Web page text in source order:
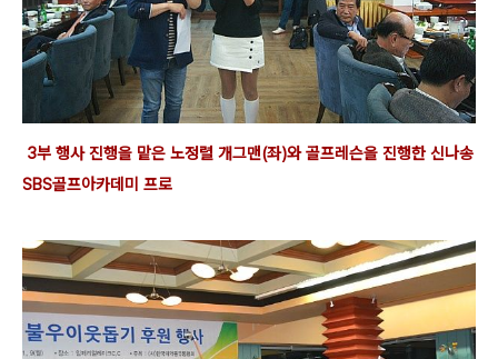
3부 행사 진행을 맡은 노정렬 개그맨(좌)와 골프레슨을 진행한 신나송
SBS골프아카데미 프로